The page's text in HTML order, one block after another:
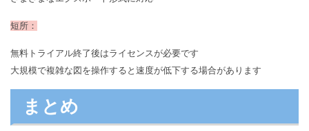
短所：
無料トライアル終了後はライセンスが必要です
大規模で複雑な図を操作すると速度が低下する場合があります
まとめ